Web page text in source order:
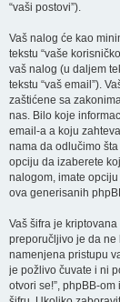
“vaši postovi”).
Vaš nalog će kao
tekstu “vaše
vaš nalog (u daljem
tekstu “vaš email”).
zaštićene sa
nas. Bilo koje
email-a a koju
nama da odlučimo
opciju da izaberete
nalogom, imate
ova generisanih
Vaš šifra je
preporučljivo je da ne
namenjena pristupu
je požlivo čuvate i ni
otvori se!”, phpBB-